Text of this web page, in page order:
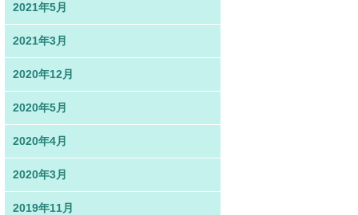
2021年5月
2021年3月
2020年12月
2020年5月
2020年4月
2020年3月
2019年11月